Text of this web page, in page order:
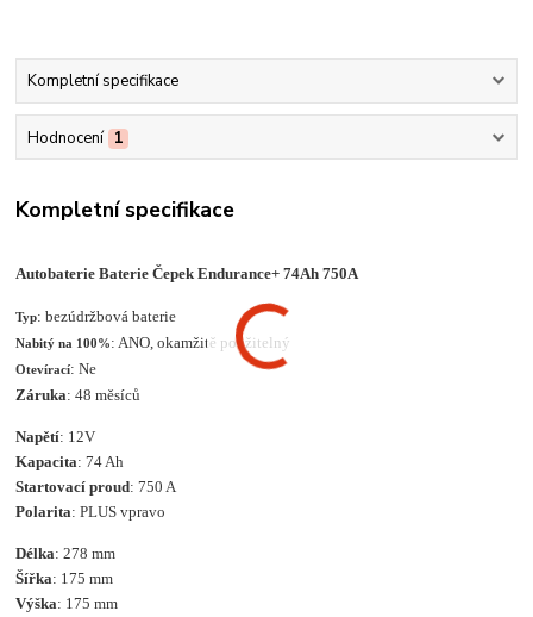
Kompletní specifikace
Hodnocení 1
Kompletní specifikace
Autobaterie Baterie Čepek Endurance+ 74Ah 750A
Typ: bezúdržbová baterie
Nabitý na 100%: ANO, okamžitě použitelný
Otevírací: Ne
Záruka: 48 měsíců
Napětí: 12V
Kapacita: 74 Ah
Startovací proud: 750 A
Polarita: PLUS vpravo
Délka: 278 mm
Šířka: 175 mm
Výška: 175 mm